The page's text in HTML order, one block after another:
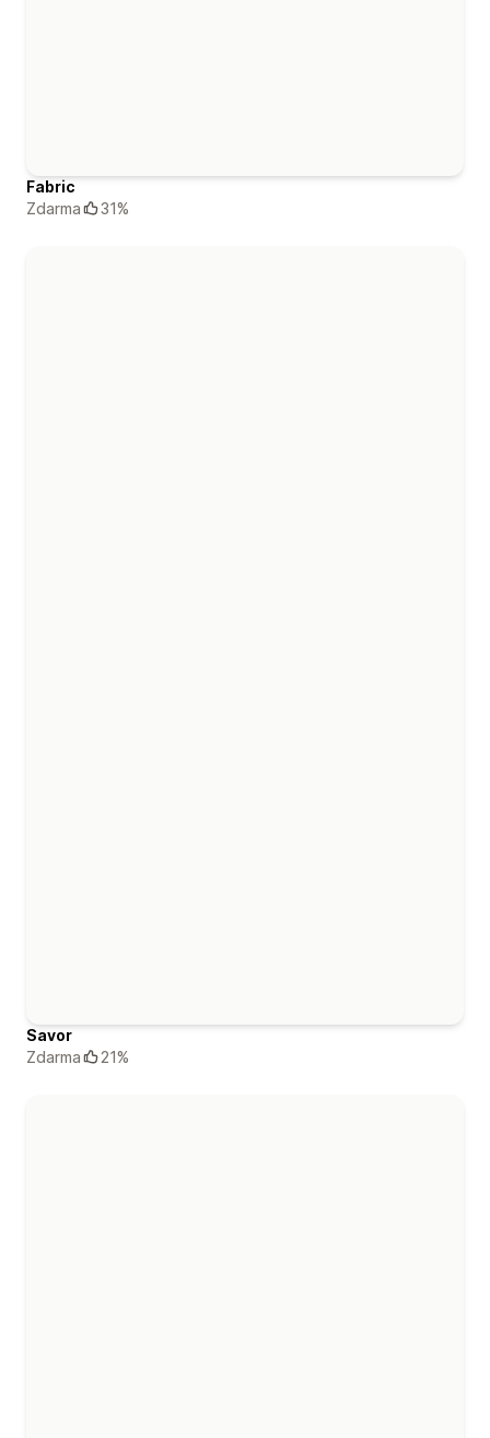
Fabric
Zdarma
31%
Savor
Zdarma
21%